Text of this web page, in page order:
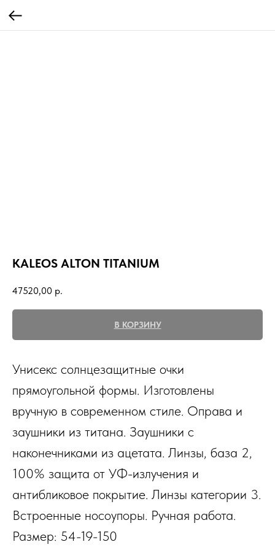
KALEOS ALTON TITANIUM
47520,00 р.
В КОРЗИНУ
Унисекс солнцезащитные очки
прямоугольной формы. Изготовлены
вручную в современном стиле. Оправа и
заушники из титана. Заушники с
наконечниками из ацетата. Линзы, база 2,
100% защита от УФ-излучения и
антибликовое покрытие. Линзы категории 3.
Встроенные носоупоры. Ручная работа.
Размер: 54-19-150